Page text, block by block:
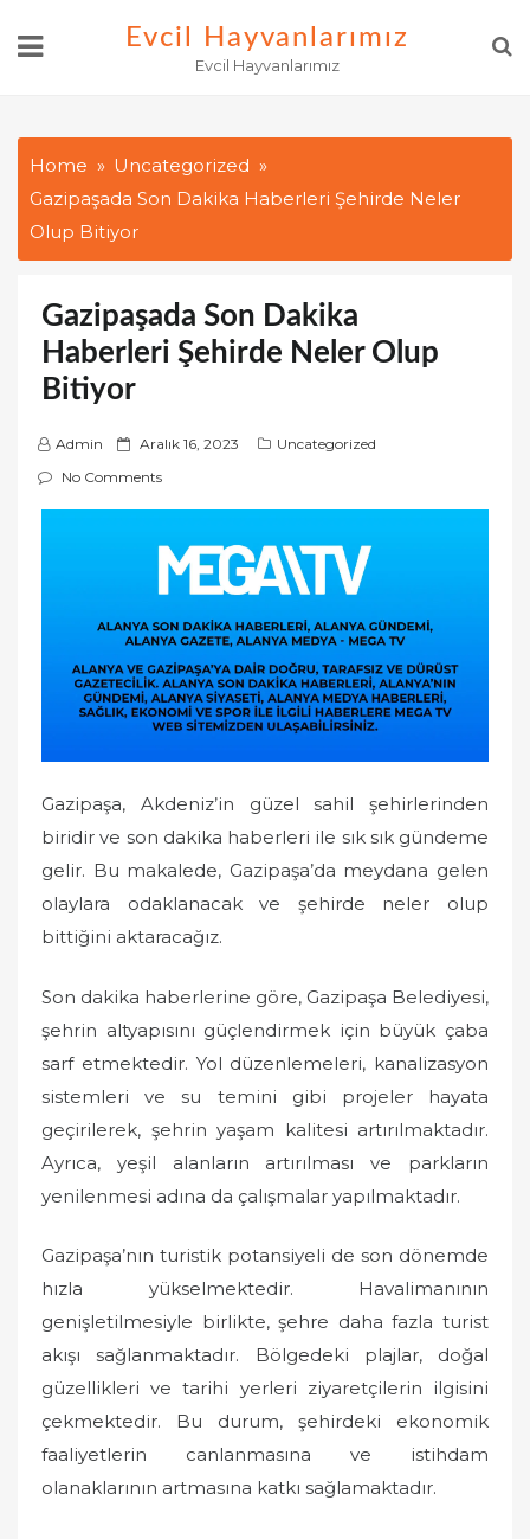
Evcil Hayvanlarımız
Evcil Hayvanlarımız
Home
Uncategorized
Gazipaşada Son Dakika Haberleri Şehirde Neler
Olup Bitiyor
Gazipaşada Son Dakika
Haberleri Şehirde Neler Olup
Bitiyor
Admin
P
o
n
Aralık 16, 2023
Uncategorized
No Comments
Gazipaşa, Akdeniz’in güzel sahil şehirlerinden
biridir ve son dakika haberleri ile sık sık gündeme
gelir. Bu makalede, Gazipaşa’da meydana gelen
olaylara odaklanacak ve şehirde neler olup
bittiğini aktaracağız.
Son dakika haberlerine göre, Gazipaşa Belediyesi,
şehrin altyapısını güçlendirmek için büyük çaba
sarf etmektedir. Yol düzenlemeleri, kanalizasyon
sistemleri ve su temini gibi projeler hayata
geçirilerek, şehrin yaşam kalitesi artırılmaktadır.
Ayrıca, yeşil alanların artırılması ve parkların
yenilenmesi adına da çalışmalar yapılmaktadır.
Gazipaşa’nın turistik potansiyeli de son dönemde
hızla yükselmektedir. Havalimanının
genişletilmesiyle birlikte, şehre daha fazla turist
akışı sağlanmaktadır. Bölgedeki plajlar, doğal
güzellikleri ve tarihi yerleri ziyaretçilerin ilgisini
çekmektedir. Bu durum, şehirdeki ekonomik
faaliyetlerin canlanmasına ve istihdam
olanaklarının artmasına katkı sağlamaktadır.